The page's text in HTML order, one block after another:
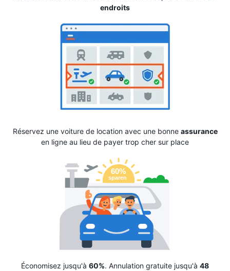
endroits
Réservez une voiture de location avec une bonne assurance
en ligne au lieu de payer trop cher sur place
Économisez jusqu'à 60%. Annulation gratuite jusqu'à 48